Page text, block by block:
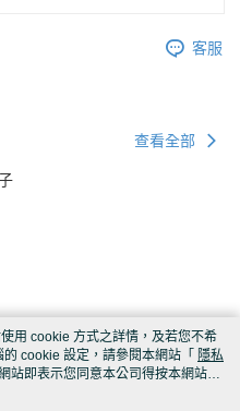
客服
查看全部
用 cookie 方式之詳情，及若您不希
cookie 設定，請參閱本網站「 隱私
站即表示您同意本公司得按本網站使